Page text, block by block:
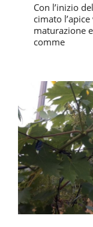
Con l’inizio
cimato
maturazione
comme